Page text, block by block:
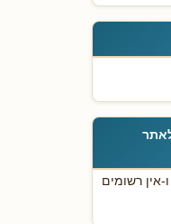
ו-אין רשומים